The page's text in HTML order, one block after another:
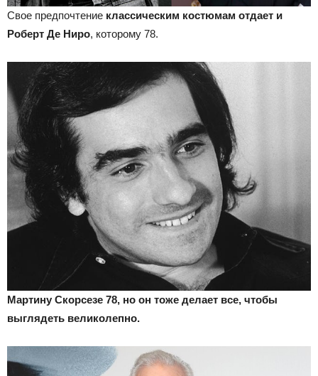
Свое предпочтение классическим костюмам отдает и
Роберт Де Ниро, которому 78.
Мартину Скорсезе 78, но он тоже делает все, чтобы
выглядеть великолепно.